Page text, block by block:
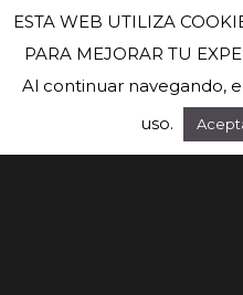
ESTA WEB UTILIZA
PARA MEJORAR TU
Al continuar navegando,
uso.